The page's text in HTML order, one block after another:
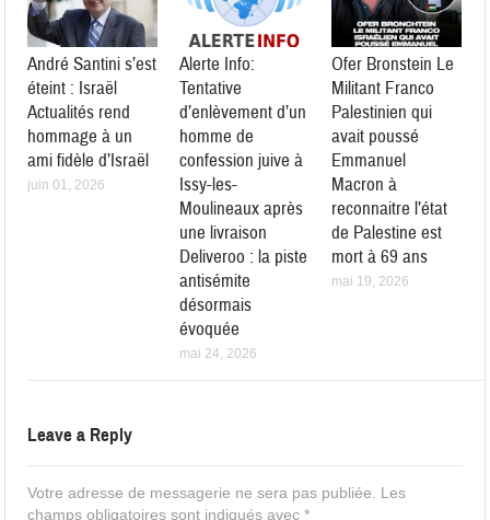
André Santini s’est
éteint : Israël
Actualités rend
hommage à un
ami fidèle d’Israël
juin 01, 2026
Alerte Info:
Tentative
d’enlèvement d’un
homme de
confession juive à
Issy-les-
Moulineaux après
une livraison
Deliveroo : la piste
antisémite
désormais
évoquée
mai 24, 2026
Ofer Bronstein Le
Militant Franco
Palestinien qui
avait poussé
Emmanuel
Macron à
reconnaitre l’état
de Palestine est
mort à 69 ans
mai 19, 2026
Leave a Reply
Votre adresse de messagerie ne sera pas publiée. Les
champs obligatoires sont indiqués avec*